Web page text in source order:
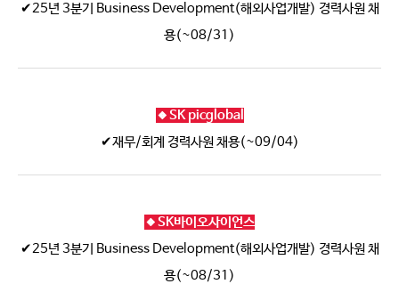
✔25년 3분기 Business Development(해외사업개발) 경력사원 채
용(~08/31)
🔸SK picglobal
✔재무/회계 경력사원 채용(~09/04)
🔸SK바이오사이언스
✔25년 3분기 Business Development(해외사업개발) 경력사원 채
용(~08/31)